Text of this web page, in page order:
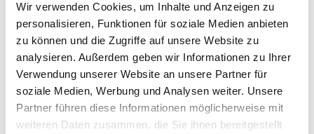
Wir verwenden Cookies, um Inhalte und Anzeigen zu
personalisieren, Funktionen für soziale Medien anbieten
zu können und die Zugriffe auf unsere Website zu
analysieren. Außerdem geben wir Informationen zu Ihrer
Verwendung unserer Website an unsere Partner für
soziale Medien, Werbung und Analysen weiter. Unsere
Partner führen diese Informationen möglicherweise mit
weiteren Daten zusammen, die Sie ihnen bereitgestellt
BEWERTUNGEN
K. - P. A.– 17.03.2021
★★★★★
Sehr freundlich und nur zu empfehlen.